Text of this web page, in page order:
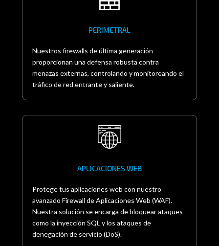
PERIMETRAL
Nuestros firewalls de última generación
proporcionan una defensa robusta contra
menazas externas, controlando y monitoreando el
tráfico de red entrante y saliente.
APLICACIONES WEB
Protege tus aplicaciones web con nuestro
avanzado Firewall de Aplicaciones Web (WAF).
Nuestra solución se encarga de bloquear ataques
como la inyección SQL y los ataques de
denegación de servicio (DoS).